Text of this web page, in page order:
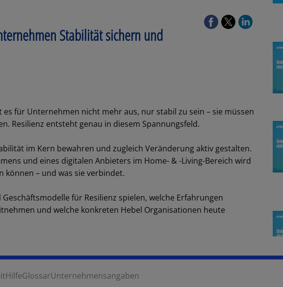
Stabilität sichern und
für Unternehmen nicht mehr aus, nur stabil zu sein – sie müssen
Resilienz entsteht genau in diesem Spannungsfeld.
im Kern bewahren und zugleich Veränderung aktiv gestalten.
und eines digitalen Anbieters im Home- & -Living-Bereich wird
können – und was sie verbindet.
für Resilienz spielen, welche Erfahrungen
und welche konkreten Hebel Organisationen heute
HilfeGlossarUnternehmensangaben